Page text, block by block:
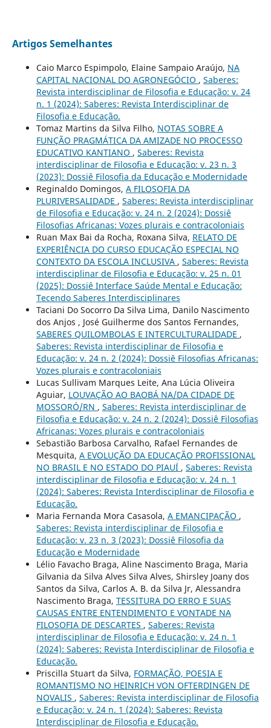
Artigos Semelhantes
Caio Marco Espimpolo, Elaine Sampaio Araújo, NA
CAPITAL NACIONAL DO AGRONEGÓCIO , Saberes:
Revista interdisciplinar de Filosofia e Educação: v. 24
n. 1 (2024): Saberes: Revista Interdisciplinar de
Filosofia e Educação.
Tomaz Martins da Silva Filho, NOTAS SOBRE A
FUNÇÃO PRAGMÁTICA DA AMIZADE NO PROCESSO
EDUCATIVO KANTIANO , Saberes: Revista
interdisciplinar de Filosofia e Educação: v. 23 n. 3
(2023): Dossiê Filosofia da Educação e Modernidade
Reginaldo Domingos, A FILOSOFIA DA
PLURIVERSALIDADE , Saberes: Revista interdisciplinar
de Filosofia e Educação: v. 24 n. 2 (2024): Dossiê
Filosofias Africanas: Vozes plurais e contracoloniais
Ruan Max Bai da Rocha, Roxana Silva, RELATO DE
EXPERIÊNCIA DO CURSO EDUCAÇÃO ESPECIAL NO
CONTEXTO DA ESCOLA INCLUSIVA , Saberes: Revista
interdisciplinar de Filosofia e Educação: v. 25 n. 01
(2025): Dossiê Interface Saúde Mental e Educação:
Tecendo Saberes Interdisciplinares
Taciani Do Socorro Da Silva Lima, Danilo Nascimento
dos Anjos , José Guilherme dos Santos Fernandes,
SABERES QUILOMBOLAS E INTERCULTURALIDADE ,
Saberes: Revista interdisciplinar de Filosofia e
Educação: v. 24 n. 2 (2024): Dossiê Filosofias Africanas:
Vozes plurais e contracoloniais
Lucas Sullivam Marques Leite, Ana Lúcia Oliveira
Aguiar, LOUVAÇÃO AO BAOBÁ NA/DA CIDADE DE
MOSSORÓ/RN , Saberes: Revista interdisciplinar de
Filosofia e Educação: v. 24 n. 2 (2024): Dossiê Filosofias
Africanas: Vozes plurais e contracoloniais
Sebastião Barbosa Carvalho, Rafael Fernandes de
Mesquita, A EVOLUÇÃO DA EDUCAÇÃO PROFISSIONAL
NO BRASIL E NO ESTADO DO PIAUÍ , Saberes: Revista
interdisciplinar de Filosofia e Educação: v. 24 n. 1
(2024): Saberes: Revista Interdisciplinar de Filosofia e
Educação.
Maria Fernanda Mora Casasola, A EMANCIPAÇÃO ,
Saberes: Revista interdisciplinar de Filosofia e
Educação: v. 23 n. 3 (2023): Dossiê Filosofia da
Educação e Modernidade
Lélio Favacho Braga, Aline Nascimento Braga, Maria
Gilvania da Silva Alves Silva Alves, Shirsley Joany dos
Santos da Silva, Carlos A. B. da Silva Jr, Alessandra
Nascimento Braga, TESSITURA DO ERRO E SUAS
CAUSAS ENTRE ENTENDIMENTO E VONTADE NA
FILOSOFIA DE DESCARTES , Saberes: Revista
interdisciplinar de Filosofia e Educação: v. 24 n. 1
(2024): Saberes: Revista Interdisciplinar de Filosofia e
Educação.
Priscilla Stuart da Silva, FORMAÇÃO, POESIA E
ROMANTISMO NO HEINRICH VON OFTERDINGEN DE
NOVALIS , Saberes: Revista interdisciplinar de Filosofia
e Educação: v. 24 n. 1 (2024): Saberes: Revista
Interdisciplinar de Filosofia e Educação.